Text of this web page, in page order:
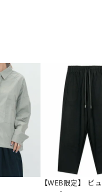
【WEB限定】 ビ